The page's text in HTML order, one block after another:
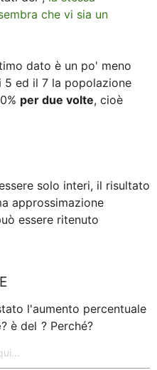
che vi sia un
dato è un po' meno
5 ed il 7 la popolazione
per due volte, cioè
solo interi, il risultato
approssimazione
essere ritenuto
In questi due anni quanto è stato l'aumento percentuale
? è del ? Perché?